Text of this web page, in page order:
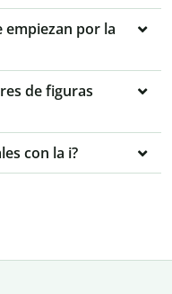
empiezan por la
de figuras
con la i?